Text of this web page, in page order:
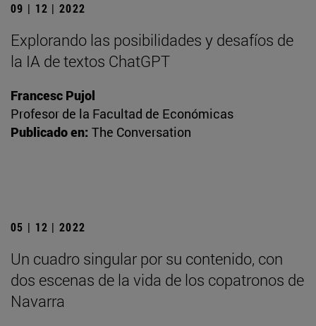
09 | 12 | 2022
Explorando las posibilidades y desafíos de
la IA de textos ChatGPT
Francesc Pujol
Profesor de la Facultad de Económicas
Publicado en: The Conversation
05 | 12 | 2022
Un cuadro singular por su contenido, con
dos escenas de la vida de los copatronos de
Navarra